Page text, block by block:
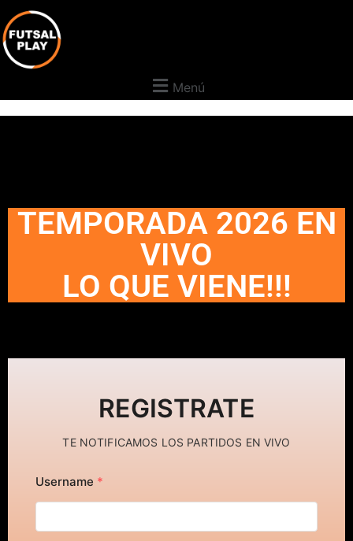
Menú
TEMPORADA 2026 EN
VIVO
LO QUE VIENE!!!
REGISTRATE
TE NOTIFICAMOS LOS PARTIDOS EN VIVO
Username *